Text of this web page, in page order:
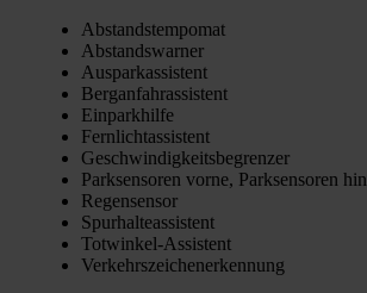
Abstands­tem­po­mat
Abstands­war­ner
Aus­par­k­as­sis­tent
Berg­an­fahr­as­sis­tent
Ein­park­hil­fe
Fern­licht­as­sis­tent
Geschwin­dig­keits­be­gren­zer
Park­sen­so­ren vor­ne, Park­sen­so­ren
Regen­sen­sor
Spur­hal­te­as­sis­tent
Tot­win­kel-Assis­tent
Ver­kehrs­zei­chen­er­ken­nung